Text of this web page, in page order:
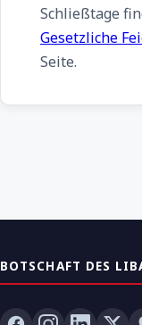
Schließtage
Gesetzliche
Seite.
BOTSCHAFT DES